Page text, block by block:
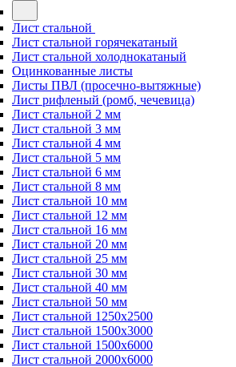
Лист стальной
Лист стальной горячекатаный
Лист стальной холоднокатаный
Оцинкованные листы
Листы ПВЛ (просечно-вытяжные)
Лист рифленый (ромб, чечевица)
Лист стальной 2 мм
Лист стальной 3 мм
Лист стальной 4 мм
Лист стальной 5 мм
Лист стальной 6 мм
Лист стальной 8 мм
Лист стальной 10 мм
Лист стальной 12 мм
Лист стальной 16 мм
Лист стальной 20 мм
Лист стальной 25 мм
Лист стальной 30 мм
Лист стальной 40 мм
Лист стальной 50 мм
Лист стальной 1250х2500
Лист стальной 1500х3000
Лист стальной 1500х6000
Лист стальной 2000х6000